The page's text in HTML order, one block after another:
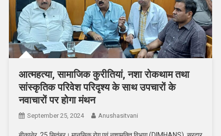
आत्महत्या, सामाजिक कुरीतियां, नशा रोकथाम तथा
सांस्कृतिक परिवेश परिदृश्य के साथ उपचारों के
नवाचारों पर होगा मंथन
September 25, 2024 Anushasitvani